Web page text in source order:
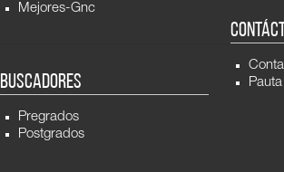
Mejores-Gnc
BUSCADORES
Pregrados
Postgrados